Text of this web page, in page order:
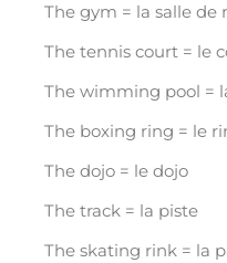
The gym = la salle de
The tennis court = le
The wimming pool =
The boxing ring = le
The dojo = le dojo
The track = la piste
The skating rink = la